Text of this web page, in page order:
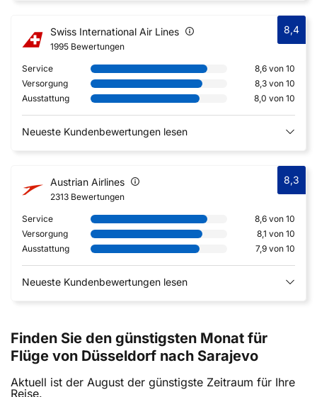
Swiss International Air Lines
1995 Bewertungen
8,4
Service
8,6 von 10
Versorgung
8,3 von 10
Ausstattung
8,0 von 10
Neueste Kundenbewertungen lesen
Austrian Airlines
2313 Bewertungen
8,3
Service
8,6 von 10
Versorgung
8,1 von 10
Ausstattung
7,9 von 10
Neueste Kundenbewertungen lesen
Finden Sie den günstigsten Monat für
Flüge von Düsseldorf nach Sarajevo
Aktuell ist der August der günstigste Zeitraum für Ihre
Reise.